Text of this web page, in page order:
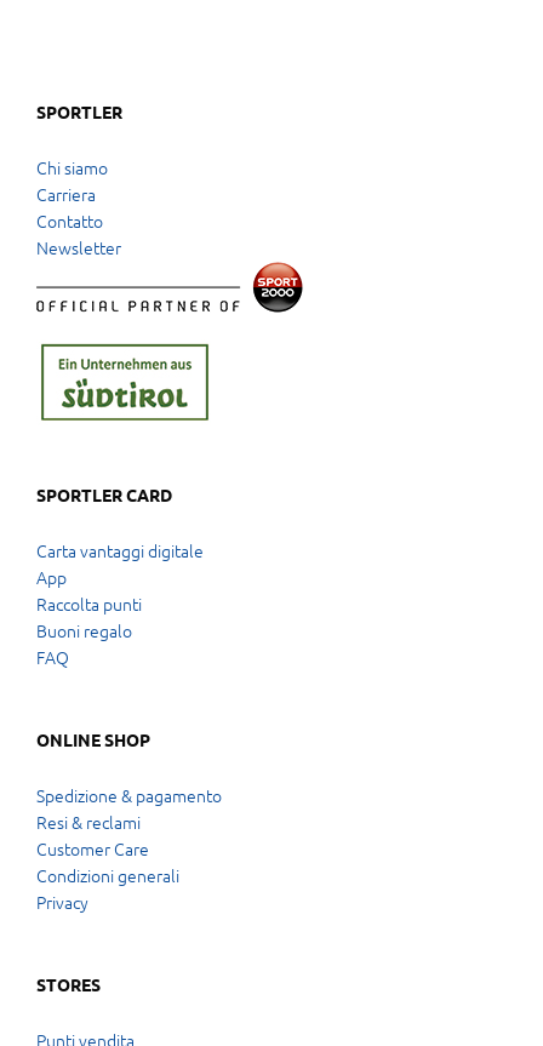
SPORTLER
Chi siamo
Carriera
Contatto
Newsletter
SPORTLER CARD
Carta vantaggi digitale
App
Raccolta punti
Buoni regalo
FAQ
ONLINE SHOP
Spedizione & pagamento
Resi & reclami
Customer Care
Condizioni generali
Privacy
STORES
Punti vendita